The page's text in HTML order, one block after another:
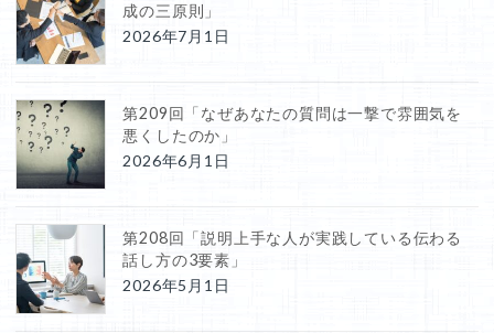
成の三原則」
2026年7月1日
第209回「なぜあなたの質問は一撃で雰囲気を
悪くしたのか」
2026年6月1日
第208回「説明上手な人が実践している伝わる
話し方の3要素」
2026年5月1日